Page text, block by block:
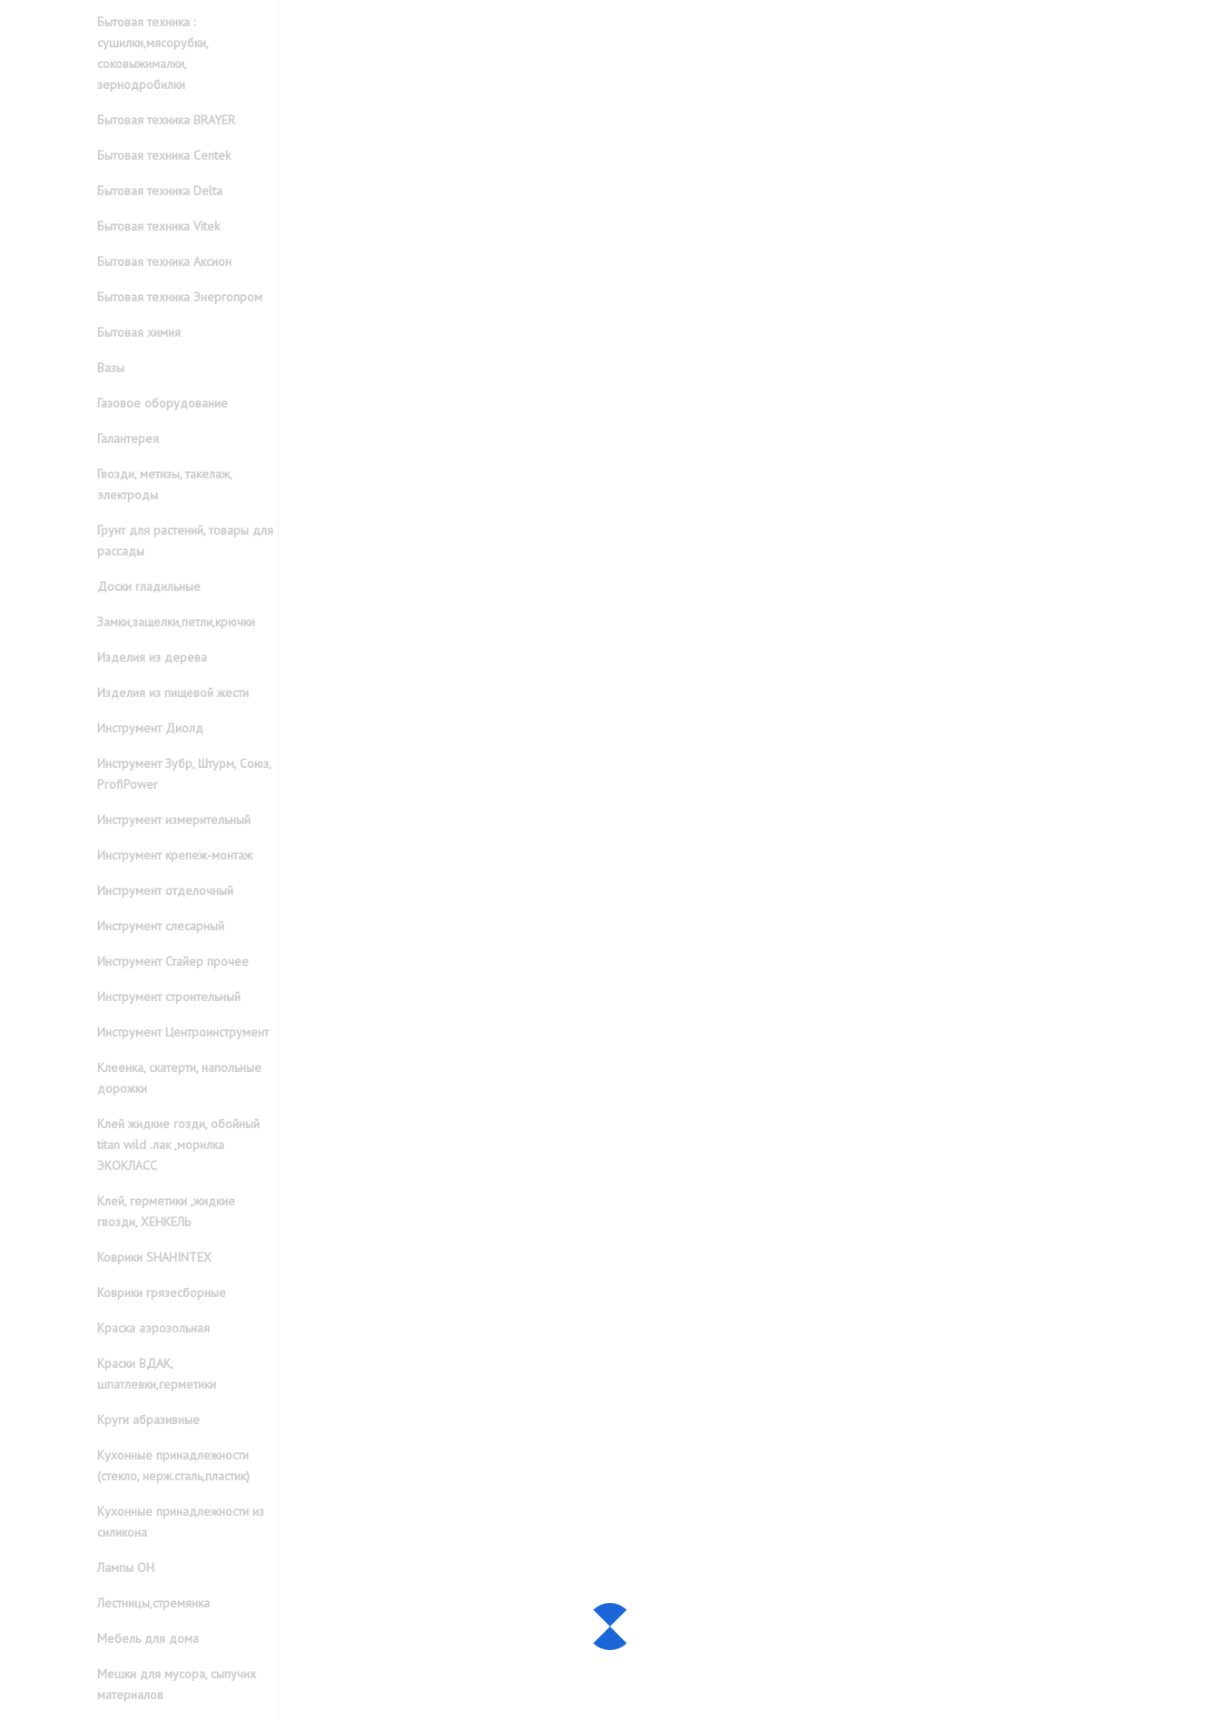
Бытовая техника :
сушилки,мясорубки,
соковыжималки,
зернодробилки
Бытовая техника BRAYER
Бытовая техника Centek
Бытовая техника Delta
Бытовая техника Vitek
Бытовая техника Аксион
Бытовая техника Энергопром
Бытовая химия
Вазы
Газовое оборудование
Галантерея
Гвозди, метизы, такелаж,
электроды
Грунт для растений, товары для
рассады
Доски гладильные
Замки,защелки,петли,крючки
Изделия из дерева
Изделия из пищевой жести
Инструмент Диолд
Инструмент Зубр, Штурм, Союз,
ProfiPower
Инструмент измерительный
Инструмент крепеж-монтаж
Инструмент отделочный
Инструмент слесарный
Инструмент Стайер прочее
Инструмент строительный
Инструмент Центроинструмент
Клеенка, скатерти, напольные
дорожки
Клей жидкие гозди, обойный
titan wild .лак ,морилка
ЭКОКЛАСС
Клей, герметики ,жидкие
гвозди, ХЕНКЕЛЬ
Коврики SHAHINTEX
Коврики грязесборные
Краска аэрозольная
Краски ВДАК,
шпатлевки,герметики
Круги абразивные
Кухонные принадлежности
(стекло, нерж.сталь,пластик)
Кухонные принадлежности из
силикона
Лампы ОН
Лестницы,стремянка
Мебель для дома
Мешки для мусора, сыпучих
материалов